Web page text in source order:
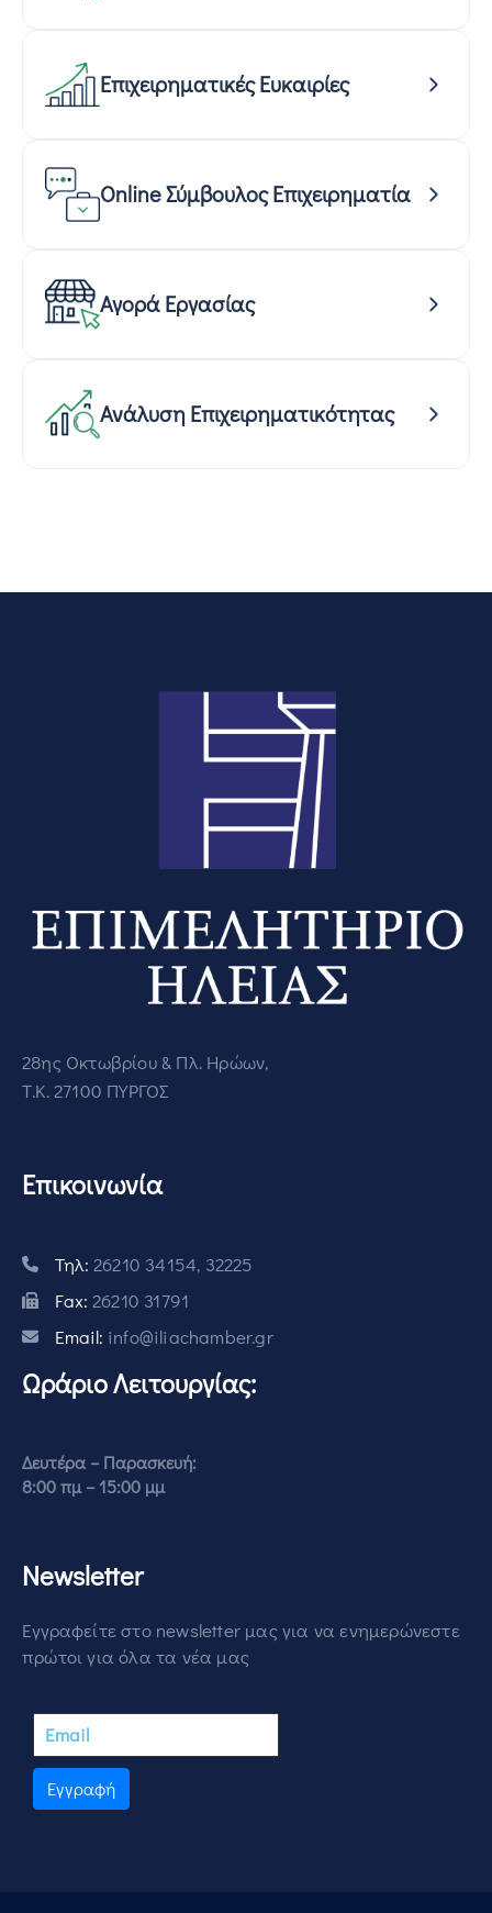
Επιχειρηματικές Ευκαιρίες
Online Σύμβουλος Επιχειρηματία
Αγορά Εργασίας
Ανάλυση Επιχειρηματικότητας
28ης Οκτωβρίου & Πλ. Ηρώων,
Τ.Κ. 27100 ΠΥΡΓΟΣ
Επικοινωνία
Τηλ: 26210 34154, 32225
Fax: 26210 31791
Email: info@iliachamber.gr
Ωράριο Λειτουργίας:
Δευτέρα – Παρασκευή:
8:00 πμ – 15:00 μμ
Newsletter
Εγγραφείτε στο newsletter μας για να ενημερώνεστε
πρώτοι για όλα τα νέα μας
Εγγραφή